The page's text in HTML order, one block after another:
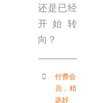
还是已经
开始转
向？
付费会
员 ， 精
选好